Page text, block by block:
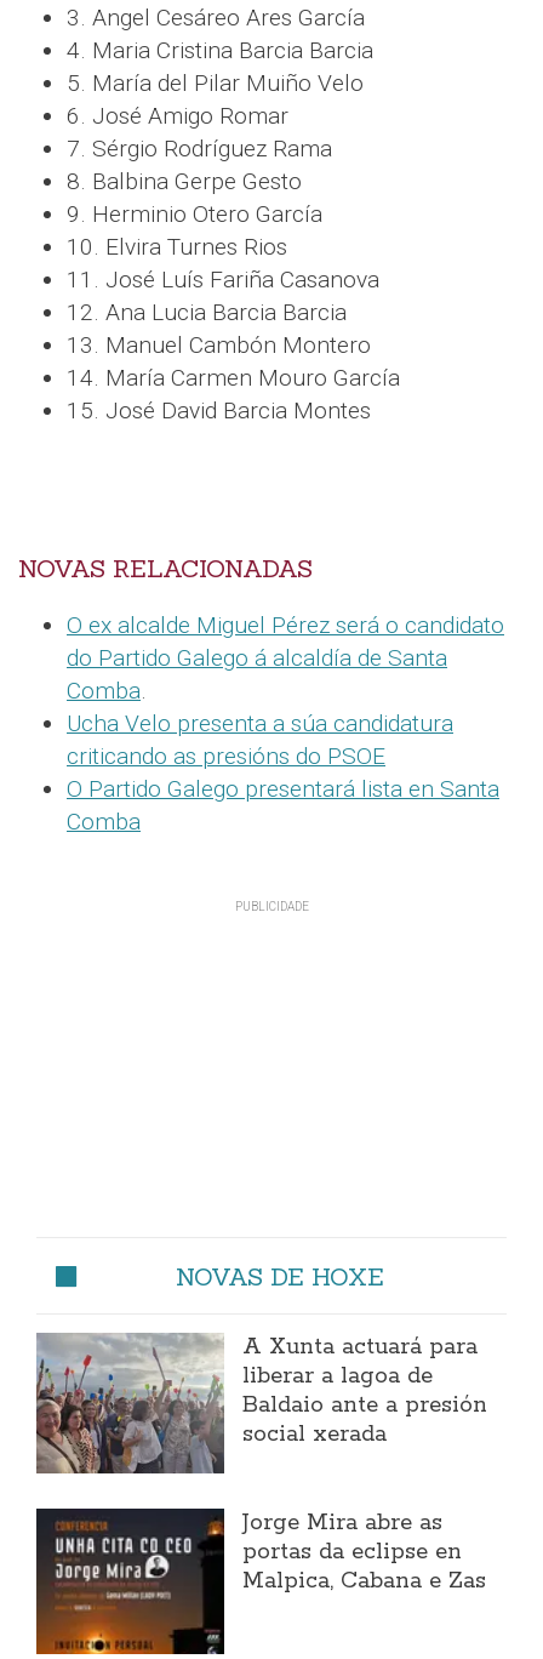
3. Angel Cesáreo Ares García
4. Maria Cristina Barcia Barcia
5. María del Pilar Muiño Velo
6. José Amigo Romar
7. Sérgio Rodríguez Rama
8. Balbina Gerpe Gesto
9. Herminio Otero García
10. Elvira Turnes Rios
11. José Luís Fariña Casanova
12. Ana Lucia Barcia Barcia
13. Manuel Cambón Montero
14. María Carmen Mouro García
15. José David Barcia Montes
NOVAS RELACIONADAS
O ex alcalde Miguel Pérez será o candidato
do Partido Galego á alcaldía de Santa
Comba.
Ucha Velo presenta a súa candidatura
criticando as presións do PSOE
O Partido Galego presentará lista en Santa
Comba
NOVAS DE HOXE
A Xunta actuará para
liberar a lagoa de
Baldaio ante a presión
social xerada
Jorge Mira abre as
portas da eclipse en
Malpica, Cabana e Zas